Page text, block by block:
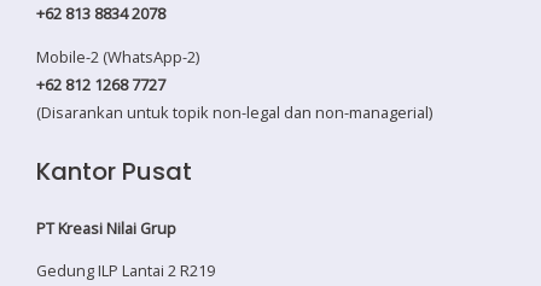
+62 813 8834 2078
Mobile-2 (WhatsApp-2)
+62 812 1268 7727
(Disarankan untuk topik non-legal dan non-managerial)
Kantor Pusat
PT Kreasi Nilai Grup
Gedung ILP Lantai 2 R219